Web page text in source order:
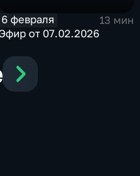
6 февраля
13 мин
Эфир от 07.02.2026